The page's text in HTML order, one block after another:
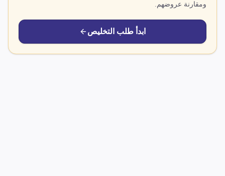
ومقارنة عروضهم.
ابدأ طلب التخليص